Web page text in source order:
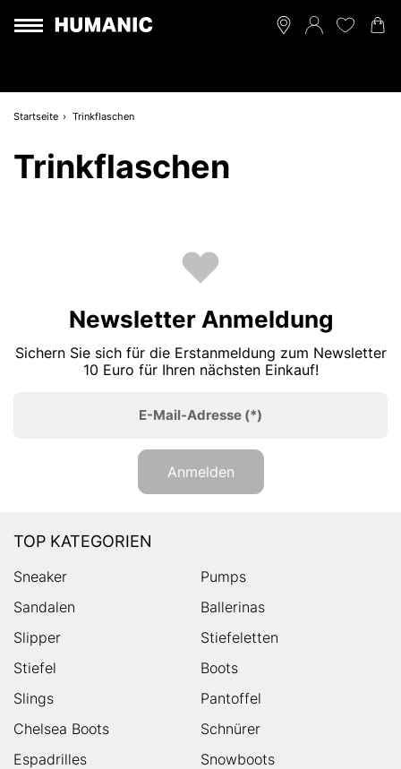
Startseite Trinkflaschen
Trinkflaschen
Newsletter Anmeldung
Sichern Sie sich für die Erstanmeldung zum Newsletter
10 Euro für Ihren nächsten Einkauf!
E-Mail-Adresse (*)
Anmelden
TOP KATEGORIEN
Sneaker
Pumps
Sandalen
Ballerinas
Slipper
Stiefeletten
Stiefel
Boots
Slings
Pantoffel
Chelsea Boots
Schnürer
Espadrilles
Snowboots